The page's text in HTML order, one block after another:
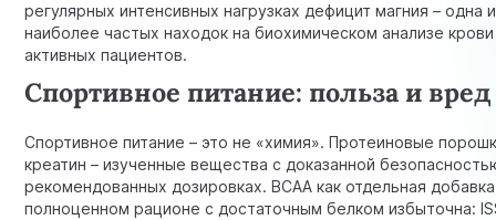
регулярных интенсивных нагрузках дефицит магния – одна
наиболее частых находок на биохимическом анализе
активных пациентов.
Спортивное питание: польза и вред
Спортивное питание – это не «химия». Протеиновые
креатин – изученные вещества с доказанной
рекомендованных дозировках. BCAA как отдельная
полноценном рационе с достаточным белком избыточна: